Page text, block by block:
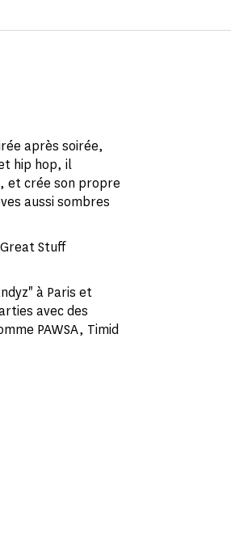
après soirée,
hip hop, il
et crée son propre
aussi sombres
Stuff
à Paris et
avec des
PAWSA, Timid